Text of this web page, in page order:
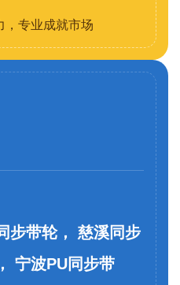
，专业成就市场
步带轮， 慈溪同步
宁波PU同步带